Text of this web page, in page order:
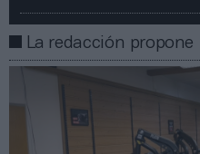
La redacción propone